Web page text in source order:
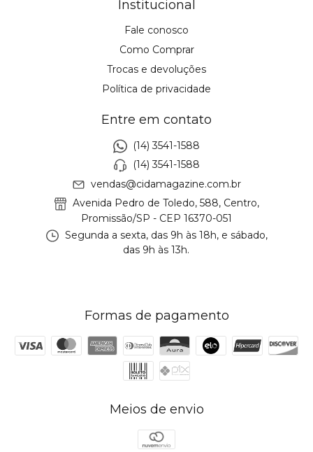
Institucional
Fale conosco
Como Comprar
Trocas e devoluções
Política de privacidade
Entre em contato
(14) 3541-1588
(14) 3541-1588
vendas@cidamagazine.com.br
Avenida Pedro de Toledo, 588, Centro,
Promissão/SP - CEP 16370-051
Segunda a sexta, das 9h às 18h, e sábado,
das 9h às 13h.
Formas de pagamento
Meios de envio